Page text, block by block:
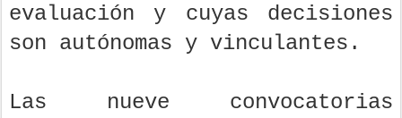
evaluación y cuyas decisiones
son autónomas y vinculantes.
Las nueve convocatorias